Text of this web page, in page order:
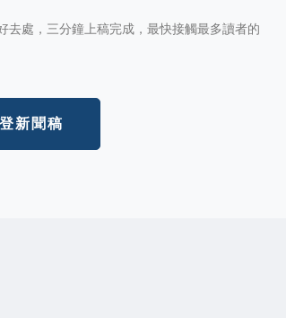
去處，三分鐘上稿完成，最快接觸最多讀者的
新聞稿